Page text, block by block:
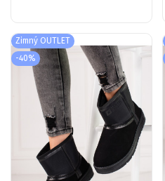
Zimný OUTLET
-40%